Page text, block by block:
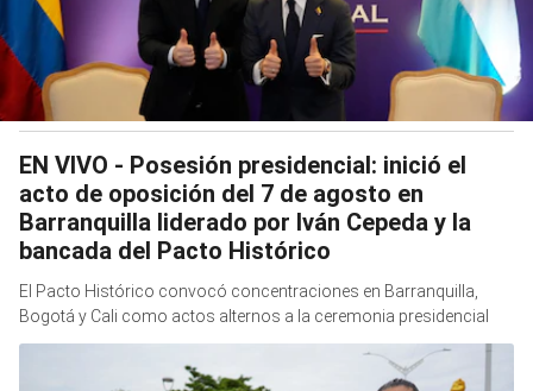
EN VIVO - Posesión presidencial: inició el
acto de oposición del 7 de agosto en
Barranquilla liderado por Iván Cepeda y la
bancada del Pacto Histórico
El Pacto Histórico convocó concentraciones en Barranquilla,
Bogotá y Cali como actos alternos a la ceremonia presidencial